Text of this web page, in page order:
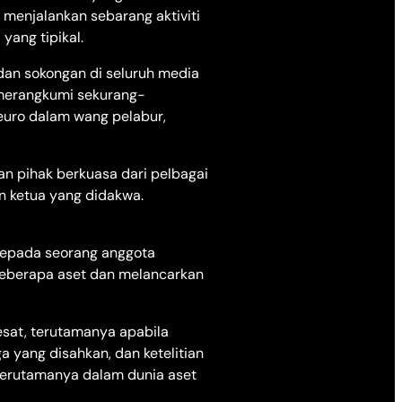
sebarang aktiviti
tipikal.
sokongan di seluruh media
sekurang-
dalam wang pelabur,
pihak berkuasa dari pelbagai
ketua yang didakwa.
seorang anggota
aset dan melancarkan
terutamanya apabila
yang disahkan, dan ketelitian
dalam dunia aset